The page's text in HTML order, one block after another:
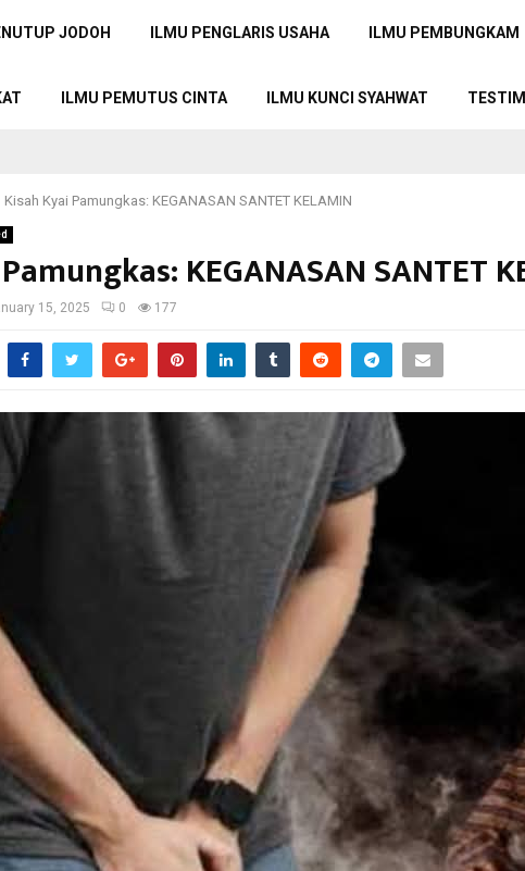
JODOH ILMU PENGLARIS USAHA ILMU PEMBUNGKAM
ILMU PEMUTUS CINTA ILMU KUNCI SYAHWAT
Kisah Kyai Pamungkas: KEGANASAN SANTET KELAMIN
KEGANASAN SANTET
15, 2025 0 177